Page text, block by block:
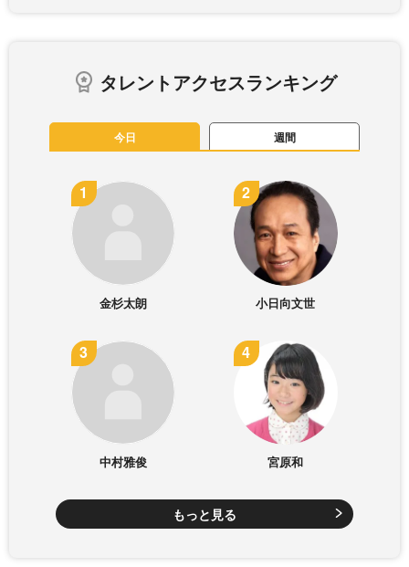
タレントアクセスランキング
今日 週間
金杉太朗 小日向文世
中村雅俊 宮原和
もっと見る